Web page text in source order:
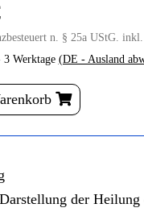
n. § 25a UStG.
3 Werktage (DE - Ausland
der Heilung